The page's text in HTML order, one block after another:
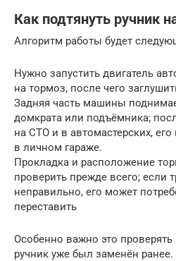
Как подтянуть ручник
Алгоритм работы будет
Нужно запустить двигатель
на тормоз, после чего
Задняя часть машины
домкрата или подъёмника;
на СТО и в автомастерских,
в личном гараже.
Прокладка и расположение
проверить прежде всего; если
неправильно, его может
переставить
Особенно важно это проверять
ручник уже был заменён ранее.